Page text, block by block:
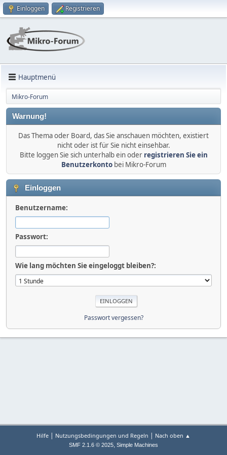
Einloggen Registrieren
Hauptmenü
Mikro-Forum
Warnung!
Das Thema oder Board, das Sie anschauen möchten, existiert
nicht oder ist für Sie nicht einsehbar.
Bitte loggen Sie sich unterhalb ein oder registrieren Sie ein
Benutzerkontobei Mikro-Forum
Einloggen
Benutzername:
Passwort:
Wie lang möchten Sie eingeloggt bleiben?:
Passwort vergessen?
Hilfe | Nutzungsbedingungen und Regeln | Nach oben ▲
SMF 2.1.6 © 2025, Simple Machines